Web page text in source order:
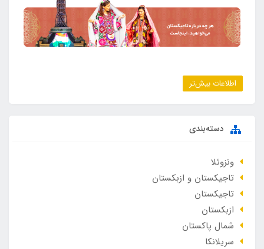
اطلاعات بیش‌تر
دسته‌بندی
ونزوئلا
تاجیکستان و ازبکستان
تاجیکستان
ازبکستان
شمال پاکستان
سریلانکا